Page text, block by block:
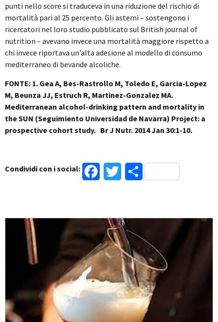
punti nello score si traduceva in una riduzione del rischio di
mortalità pari al 25 percento. Gli astemi – sostengono i
ricercatori nel loro studio pubblicato sul British journal of
nutrition – avevano invece una mortalità maggiore rispetto a
chi invece riportava un’alta adesione al modello di consumo
mediterraneo di bevande alcoliche.
FONTE: 1. Gea A, Bes-Rastrollo M, Toledo E, Garcia-Lopez
M, Beunza JJ, Estruch R, Martinez-Gonzalez MA.
Mediterranean alcohol-drinking pattern and mortality in
the SUN (Seguimiento Universidad de Navarra) Project: a
prospective cohort study. Br J Nutr. 2014 Jan 30:1-10.
Condividi con i social: FacebookTwitterCondividi